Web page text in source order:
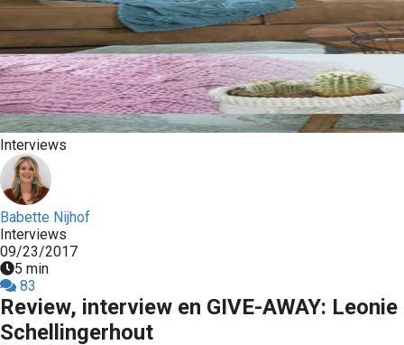
Interviews
Babette Nijhof
Interviews
09/23/2017
5 min
83
Review, interview en GIVE-AWAY: Leonie
Schellingerhout